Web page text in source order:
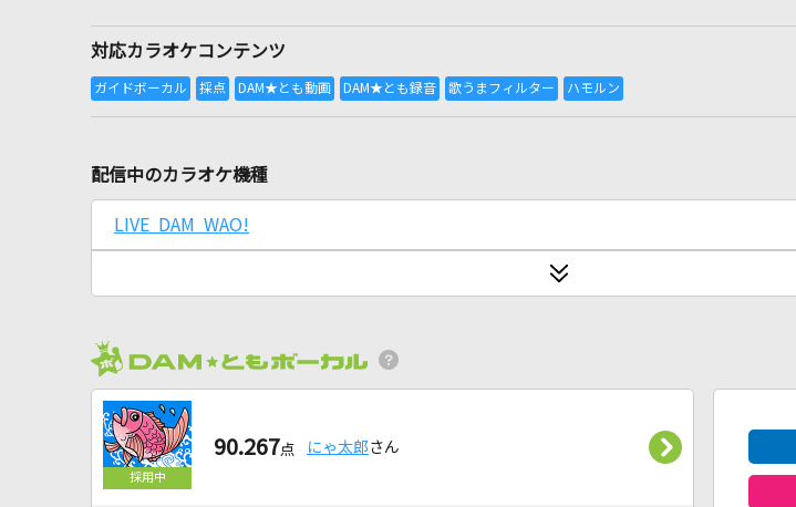
対応カラオケコンテンツ
配信中のカラオケ機種
LIVE DAM WAO!
90.267点 にゃ太郎 さん